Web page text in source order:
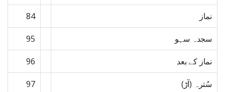
نماز 84
سجدہ سہو 95
نماز کے بعد 96
سُترہ (آڑ) 97